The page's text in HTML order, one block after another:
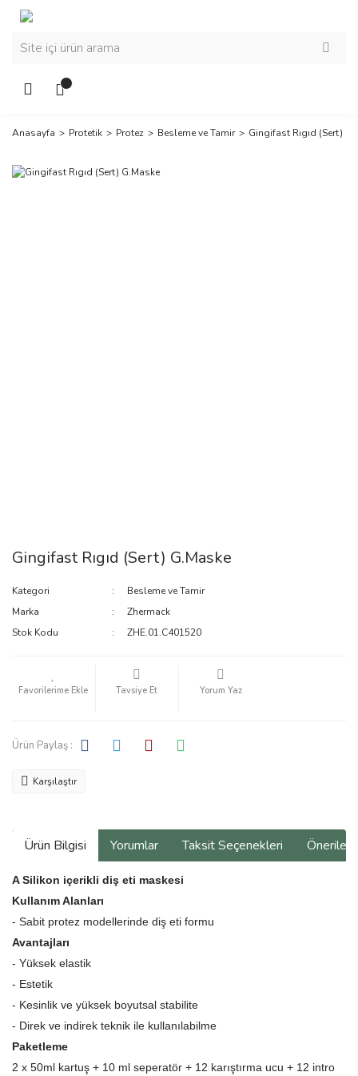
Anasayfa Protetik Protez Besleme ve Tamir Gingifast Rıgıd (Sert)
Gingifast Rıgıd (Sert) G.Maske
Kategori
Besleme ve Tamir
Marka
Zhermack
Stok Kodu
ZHE.01.C401520
Tavsiye Et Yorum Yaz
Ürün Paylaş :
Karşılaştır
Ürün Bilgisi Yorumlar Taksit Seçenekleri
A Silikon içerikli diş eti maskesi
Kullanım Alanları
- Sabit protez modellerinde diş eti formu
Avantajları
- Yüksek elastik
- Estetik
- Kesinlik ve yüksek boyutsal stabilite
- Direk ve indirek teknik ile kullanılabilme
Paketleme
2 x 50ml kartuş + 10 ml seperatör + 12 karıştırma ucu + 12 intro